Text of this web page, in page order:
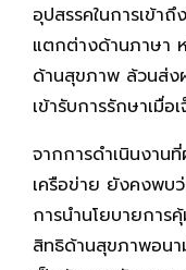
อุปสรรคในการเข้า
แตกต่างด้านภาษา
ด้านสุขภาพ ล้วนส่ง
เข้ารับการรักษาเมื่อ
จากการดำเนินงาน
เครือข่าย ยังคงพบ
การนำนโยบายการ
สิทธิด้านสุขภาพอนา